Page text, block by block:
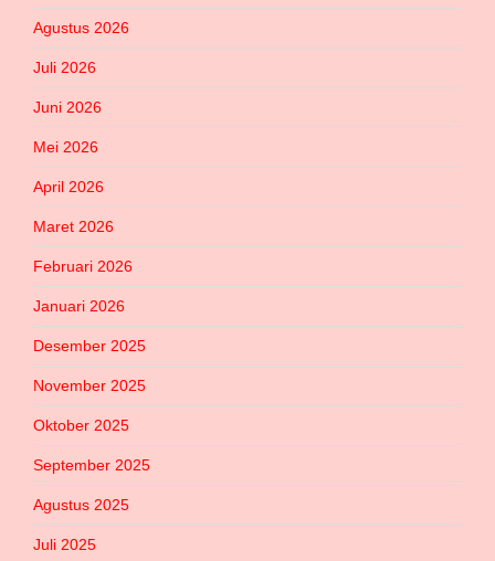
Agustus 2026
Juli 2026
Juni 2026
Mei 2026
April 2026
Maret 2026
Februari 2026
Januari 2026
Desember 2025
November 2025
Oktober 2025
September 2025
Agustus 2025
Juli 2025